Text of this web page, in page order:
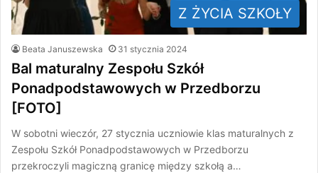
Z ŻYCIA SZKOŁY
Beata Januszewska 31 stycznia 2024
Bal maturalny Zespołu Szkół
Ponadpodstawowych w Przedborzu
[FOTO]
W sobotni wieczór, 27 stycznia uczniowie klas maturalnych z
Zespołu Szkół Ponadpodstawowych w Przedborzu
przekroczyli magiczną granicę między szkołą a…